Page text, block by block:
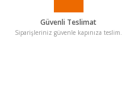
Güvenli Teslimat
Siparişleriniz güvenle kapınıza teslim.